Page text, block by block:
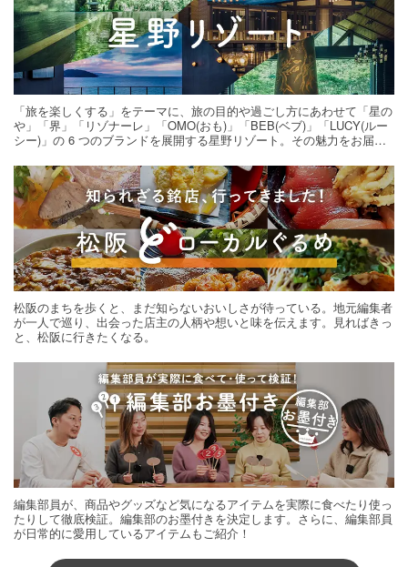
「旅を楽しくする」をテーマに、旅の目的や過ごし方にあわせて「星の
や」「界」「リゾナーレ」「OMO(おも)」「BEB(ベブ)」「LUCY(ルー
シー)」の 6 つのブランドを展開する星野リゾート。その魅力をお届け
松阪のまちを歩くと、まだ知らないおいしさが待っている。地元編集者
が一人で巡り、出会った店主の人柄や想いと味を伝えます。見ればきっ
と、松阪に行きたくなる。
編集部員が、商品やグッズなど気になるアイテムを実際に食べたり使っ
たりして徹底検証。編集部のお墨付きを決定します。さらに、編集部員
が日常的に愛用しているアイテムもご紹介！